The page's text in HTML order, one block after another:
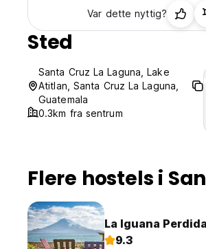
Var dette nyttig?
Sted
Santa Cruz La Laguna, Lake
Atitlan, Santa Cruz La Laguna,
Guatemala
0.3km fra sentrum
Flere hostels i
La Iguana Perdida
9.3